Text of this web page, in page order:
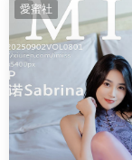
愛蜜社